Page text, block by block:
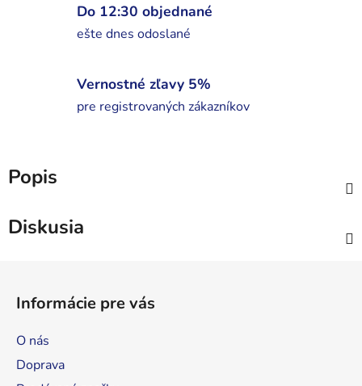
Do 12:30 objednané
ešte dnes odoslané
Vernostné zľavy 5%
pre registrovaných zákazníkov
Popis
Diskusia
Informácie pre vás
O nás
Doprava